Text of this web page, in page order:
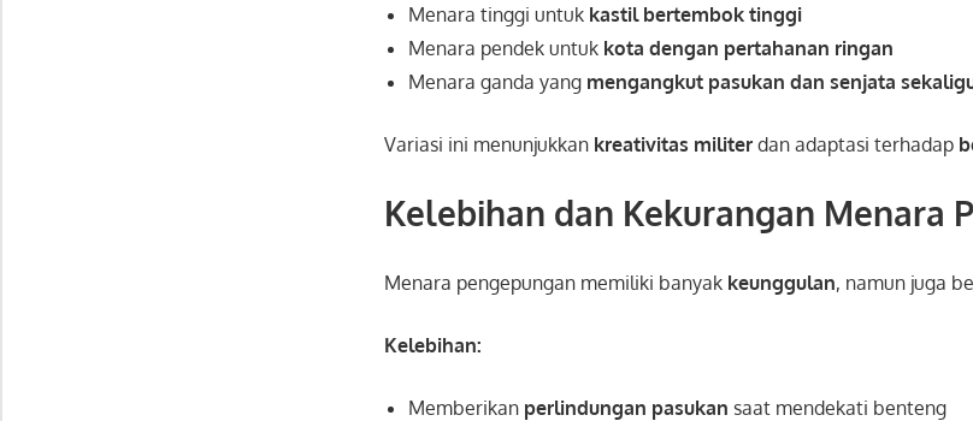
Menara tinggi untuk kastil bertembok tinggi
Menara pendek untuk kota dengan pertahanan ringan
Menara ganda yang mengangkut pasukan dan senjata
Variasi ini menunjukkan kreativitas militer dan adaptasi terhadap
Kelebihan dan Kekurangan Menara
Menara pengepungan memiliki banyak keunggulan, namun juga
Kelebihan:
Memberikan perlindungan pasukan saat mendekati benteng